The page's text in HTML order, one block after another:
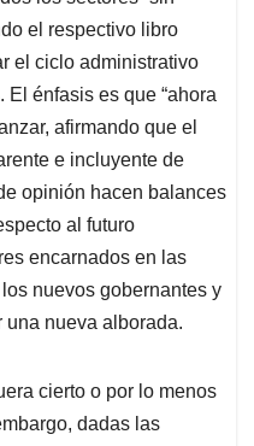
el respectivo libro
el ciclo administrativo
énfasis es que “ahora
afirmando que el
e incluyente de
opinión hacen balances
al futuro
encarnados en las
nuevos gobernantes y
una nueva alborada.
cierto o por lo menos
dadas las